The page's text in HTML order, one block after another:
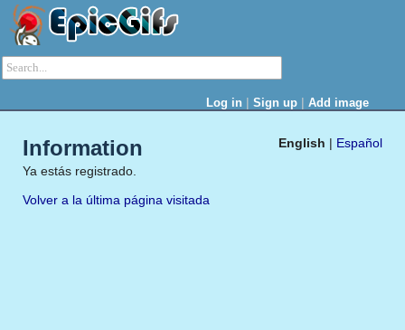
Log in | Sign up | Add image
English | Español
Information
Ya estás registrado.
Volver a la última página visitada